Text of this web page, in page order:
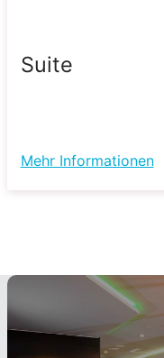
Suite
Mehr Informationen